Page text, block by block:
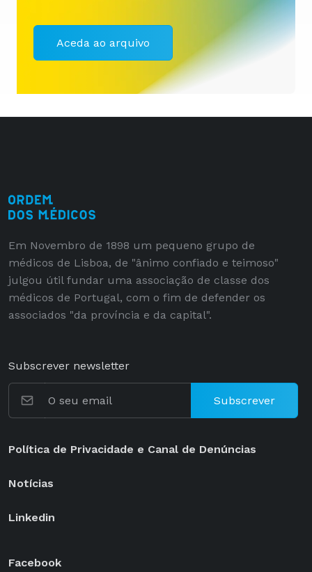
Aceda ao arquivo
Em Novembro de 1898 um pequeno grupo de
médicos de Lisboa, de "ânimo confiado e teimoso"
julgou útil fundar uma associação de classe dos
médicos de Portugal, com o fim de defender os
associados "da província e da capital".
Subscrever newsletter
Subscrever
Política de Privacidade e Canal de Denúncias
Notícias
Linkedin
Facebook